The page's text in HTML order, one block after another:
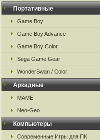
Портативные
Game Boy
Game Boy Advance
Game Boy Color
Sega Game Gear
WonderSwan / Color
Аркадные
MAME
Neo-Geo
Компьютеры
Современные Игры для ПК